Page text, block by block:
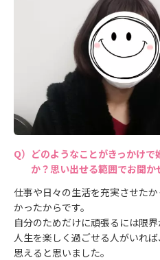
どのようなことがきっかけ
か？思い出せる範囲でお聞か
仕事や日々の生活を充実させた
かったからです。
自分のためだけに頑張るには限
人生を楽しく過ごせる人がいれ
思えると思いました。